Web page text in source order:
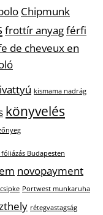
Chipmunk
frottír anyagférfi
de cheveux en
kismama nadrág
könyvelés
Budapesten
novopayment
Portwest munkaruha
rétegvastagság